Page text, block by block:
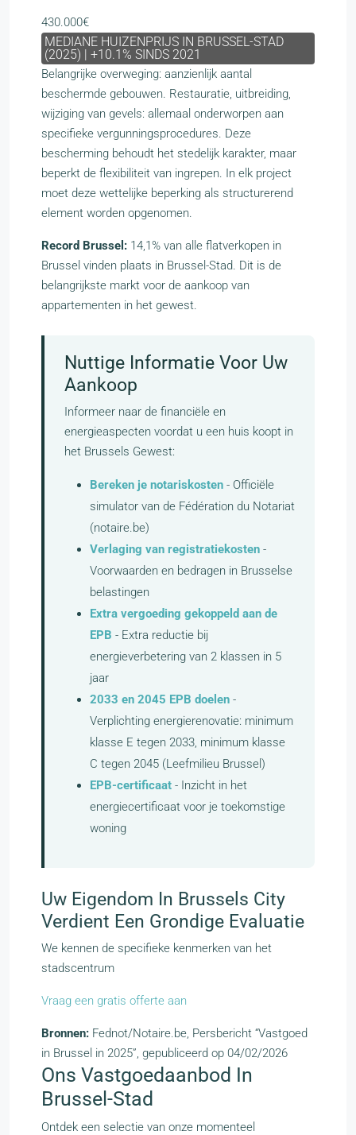
430.000€
MEDIANE HUIZENPRIJS IN BRUSSEL-STAD
(2025) | +10.1% SINDS 2021
Belangrijke overweging: aanzienlijk aantal
beschermde gebouwen. Restauratie, uitbreiding,
wijziging van gevels: allemaal onderworpen aan
specifieke vergunningsprocedures. Deze
bescherming behoudt het stedelijk karakter, maar
beperkt de flexibiliteit van ingrepen. In elk project
moet deze wettelijke beperking als structurerend
element worden opgenomen.
Record Brussel: 14,1% van alle flatverkopen in
Brussel vinden plaats in Brussel-Stad. Dit is de
belangrijkste markt voor de aankoop van
appartementen in het gewest.
Nuttige Informatie Voor Uw
Aankoop
Informeer naar de financiële en
energieaspecten voordat u een huis koopt in
het Brussels Gewest:
Bereken je notariskosten - Officiële
simulator van de Fédération du Notariat
(notaire.be)
Verlaging van registratiekosten -
Voorwaarden en bedragen in Brusselse
belastingen
Extra vergoeding gekoppeld aan de
EPB - Extra reductie bij
energieverbetering van 2 klassen in 5
jaar
2033 en 2045 EPB doelen -
Verplichting energierenovatie: minimum
klasse E tegen 2033, minimum klasse
C tegen 2045 (Leefmilieu Brussel)
EPB-certificaat - Inzicht in het
energiecertificaat voor je toekomstige
woning
Uw Eigendom In Brussels City
Verdient Een Grondige Evaluatie
We kennen de specifieke kenmerken van het
stadscentrum
Vraag een gratis offerte aan
Bronnen: Fednot/Notaire.be, Persbericht “Vastgoed
in Brussel in 2025”, gepubliceerd op 04/02/2026
Ons Vastgoedaanbod In
Brussel-Stad
Ontdek een selectie van onze momenteel